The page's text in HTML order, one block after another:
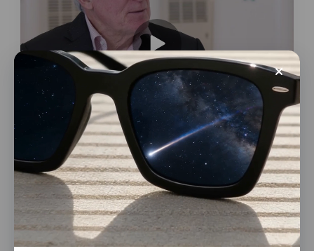
動画再生数
生活家電
アナリティクスを見る